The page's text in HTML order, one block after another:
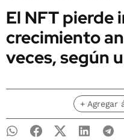
El NFT pierde
crecimiento
veces, según
+ Agregar